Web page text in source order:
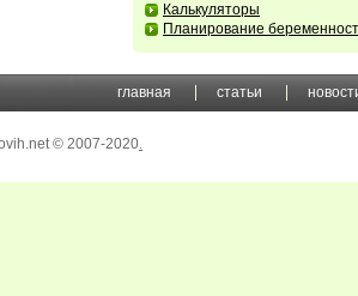
Калькуляторы
Планирование
главная статьи
© 2007-2020